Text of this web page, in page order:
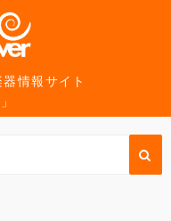
情報サイト